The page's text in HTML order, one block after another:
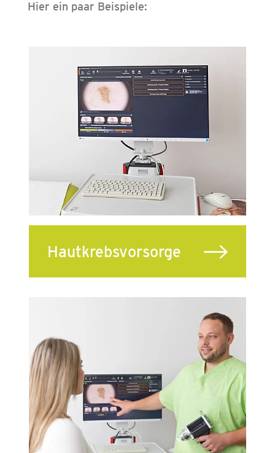
Hier ein paar Beispiele:
Hautkrebsvorsorge